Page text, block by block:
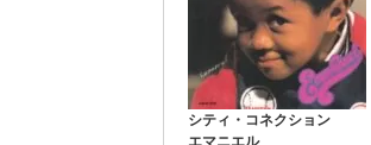
シティ・コネクション
エマニエル